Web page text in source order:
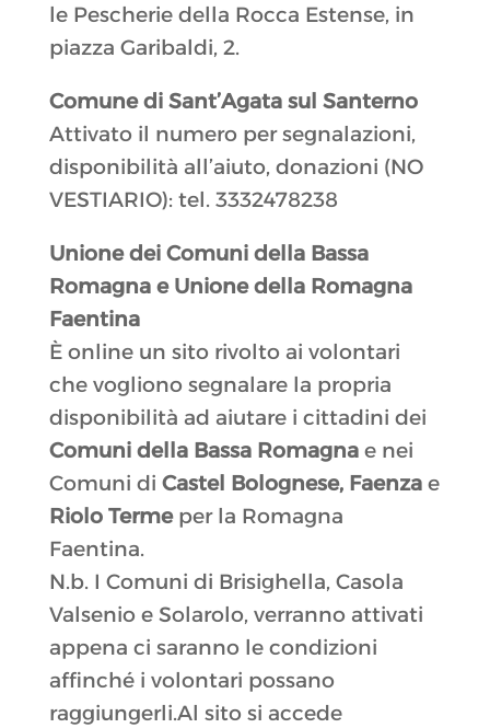
le Pescherie della Rocca Estense, in
piazza Garibaldi, 2.
Comune di Sant’Agata sul Santerno
Attivato il numero per segnalazioni,
disponibilità all’aiuto, donazioni (NO
VESTIARIO): tel. 3332478238
Unione dei Comuni della Bassa
Romagna e Unione della Romagna
Faentina
È online un sito rivolto ai volontari
che vogliono segnalare la propria
disponibilità ad aiutare i cittadini dei
Comuni della Bassa Romagnae nei
Comuni di Castel Bolognese, Faenzae
Riolo Termeper la Romagna
Faentina.
N.b. I Comuni di Brisighella, Casola
Valsenio e Solarolo, verranno attivati
appena ci saranno le condizioni
affinché i volontari possano
raggiungerli.Al sito si accede